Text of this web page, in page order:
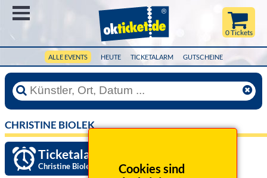
ALLE EVENTS HEUTE TICKETALARM GUTSCHEINE
0 Tickets
Cookies sind
CHRISTINE BIOLEK
Ticketalarm einrichten »
Christine Biolek